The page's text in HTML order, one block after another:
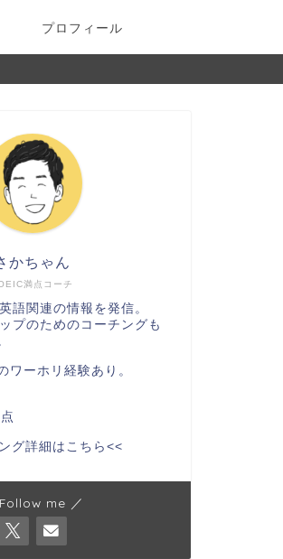
プロフィール
満点コーチ
かちゃん
語関連の情報を発信。
プのためのコーチングも
ワーホリ経験あり。
グ詳細はこちら<<
me ／